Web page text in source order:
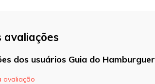
avaliações
dos usuários Guia do Hamburguer
avaliação